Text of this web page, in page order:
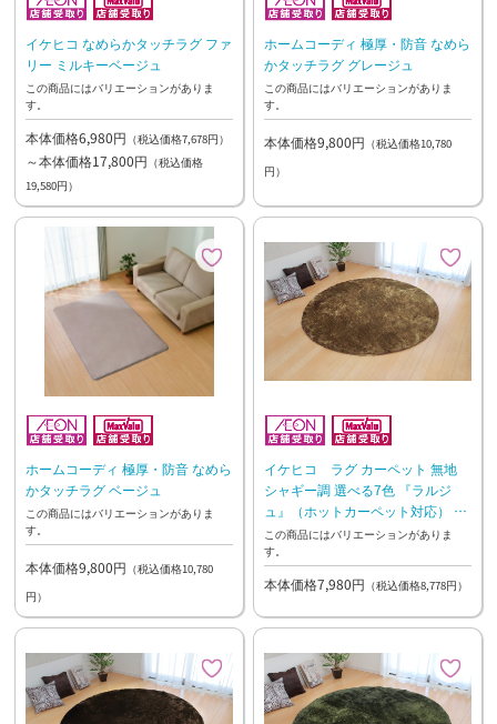
イケヒコ なめらかタッチラグ ファ
リー ミルキーベージュ
この商品にはバリエーションがありま
す。
本体価格6,980円 （税込価格7,678円）
～本体価格17,800円 （税込価格
19,580円）
ホームコーディ 極厚・防音 なめら
かタッチラグ グレージュ
この商品にはバリエーションがありま
す。
本体価格9,800円 （税込価格10,780
円）
ホームコーディ 極厚・防音 なめら
かタッチラグ ベージュ
この商品にはバリエーションがありま
す。
本体価格9,800円 （税込価格10,780
円）
イケヒコ ラグ カーペット 無地
シャギー調 選べる7色 『ラルジ
ュ』（ホットカーペット対応） ベ
ージュ【10日~2週間後のお渡し】
この商品にはバリエーションがありま
す。
本体価格7,980円 （税込価格8,778円）